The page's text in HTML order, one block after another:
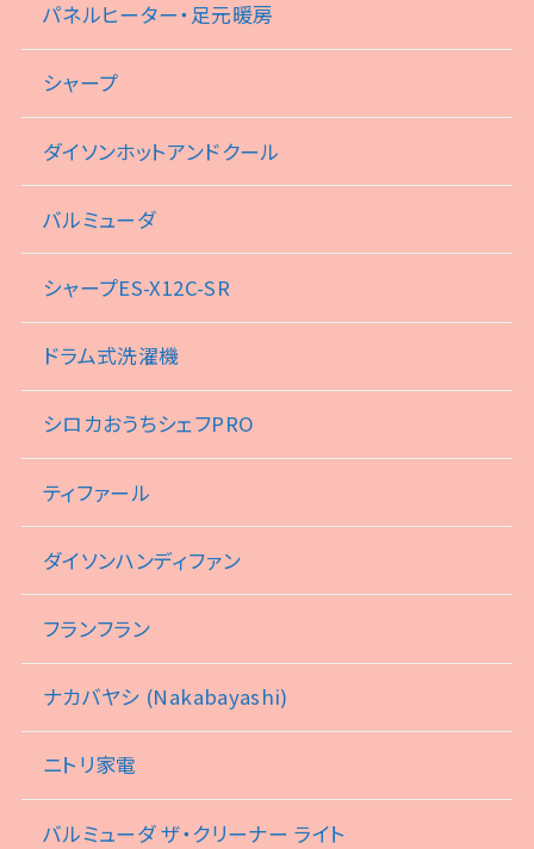
パネルヒーター・足元暖房
シャープ
ダイソンホットアンドクール
バルミューダ
シャープES-X12C-SR
ドラム式洗濯機
シロカおうちシェフPRO
ティファール
ダイソンハンディファン
フランフラン
ナカバヤシ (Nakabayashi)
ニトリ家電
バルミューダ ザ・クリーナー ライト